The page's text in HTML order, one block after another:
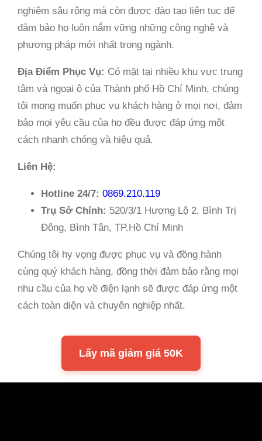
nghiệm sâu rộng mà còn được đào tạo liên tục để
đảm bảo họ luôn nắm vững những công nghệ và
phương pháp mới nhất trong ngành.
Địa Điểm Phục Vụ: Có mặt tại nhiều khu vực trung
tâm và ngoại ô của Thành phố Hồ Chí Minh, chúng
tôi mong muốn phục vụ khách hàng ở mọi nơi, đảm
bảo mọi yêu cầu của họ đều được đáp ứng một
cách nhanh chóng và hiệu quả.
Liên Hệ:
Hotline 24/7: 0869.210.119
Trụ Sở Chính: 520/3/1 Hương Lộ 2, Bình Trị
Đông, Bình Tân, TP.Hồ Chí Minh
Chúng tôi hy vọng được phục vụ và đồng hành
cùng quý khách hàng, đồng thời đảm bảo rằng mọi
nhu cầu của họ về điện lạnh sẽ được đáp ứng một
cách toàn diện và chuyên nghiệp nhất.
Lấy mã giảm giá 50K